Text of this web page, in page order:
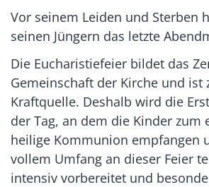
Vor seinem Leiden und Sterben
seinen Jüngern das letzte
Die Eucharistiefeier bildet das
Gemeinschaft der Kirche und ist
Kraftquelle. Deshalb wird die
der Tag, an dem die Kinder zum
heilige Kommunion empfangen
vollem Umfang an dieser Feier
intensiv vorbereitet und